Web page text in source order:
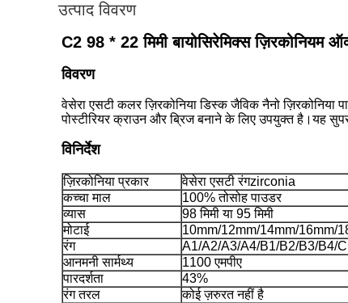
उत्पाद विवरण
C2 98 * 22 मिमी बायोसिरेमिक्स ज़िरकोनियम
विवरण
वेसेरा एसटी कलर ज़िरकोनिया डिस्क जैविक नैनो
पोस्टीरियर क्राउन और ब्रिज बनाने के लिए उपयुक्त है।यह
विनिर्देश
ज़िरकोनिया प्रकार वेसेरा एसटी रंगzirconia
कच्चा माल
100% तोसोह पाउडर
व्यास
98 मिमी या 95 मिमी
मोटाई
10mm/12mm/14mm/16mm/
रंग
A1/A2/A3/A4/B1/B2/B3/B4/
आनमनी सार्मथ्य
1100 एमपीए
पारदर्शता
43%
रंग तरल
कोई ज़रुरत नहीं है